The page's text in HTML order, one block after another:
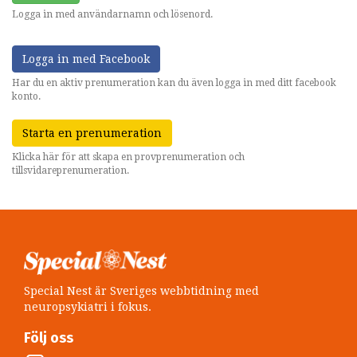
Logga in med användarnamn och lösenord.
Logga in med Facebook
Har du en aktiv prenumeration kan du även logga in med ditt facebook
konto.
Starta en prenumeration
Klicka här för att skapa en provprenumeration och
tillsvidareprenumeration.
Special Nest är Sveriges webbtidning med
neuropsykiatri i fokus.
Följ oss